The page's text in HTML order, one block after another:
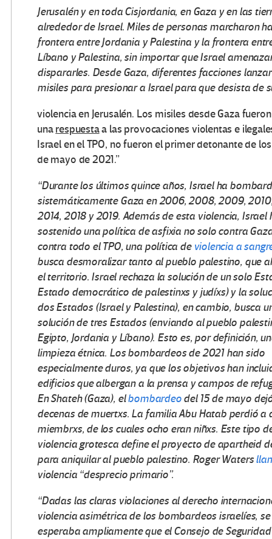
Jerusalén y en toda Cisjordania, en Gaza y en las
alrededor de Israel. Miles de personas marcharon
frontera entre Jordania y Palestina y la frontera
Líbano y Palestina, sin importar que Israel
dispararles. Desde Gaza, diferentes facciones
misiles para presionar a Israel para que desista de
violencia en Jerusalén. Los misiles desde Gaza fueron
unarespuestaa las provocaciones violentas e
Israel en el TPO, no fueron el primer detonante de
de mayo de 2021.”
“Durante los últimos quince años, Israel ha
sistemáticamente Gaza en 2006, 2008, 2009, 2010,
2014, 2018 y 2019. Además de esta violencia, Israel
sostenido una política de asfixia no solo contra
contra todo el TPO, una política de violencia a
busca desmoralizar tanto al pueblo palestino, que
el territorio. Israel rechaza la solución de un solo
Estado democrático de palestinxs y judíxs) y la
dos Estados (Israel y Palestina), en cambio, busca
solución de tres Estados (enviando al pueblo
Egipto, Jordania y Líbano). Esto es, por definición,
limpieza étnica. Los bombardeos de 2021 han sido
especialmente duros, ya que los objetivos han
edificios que albergan a la prensa y campos de
En Shateh (Gaza), elbombardeodel 15 de mayo
decenas de muertxs. La familia Abu Hatab perdió a
miembrxs, de los cuales ocho eran niñxs. Este tipo
violencia grotesca define el proyecto de apartheid
para aniquilar al pueblo palestino. Roger Waters
violencia “desprecio primario”.
“Dadas las claras violaciones al derecho
violencia asimétrica de los bombardeos israelíes, se
esperaba ampliamente que el Consejo de